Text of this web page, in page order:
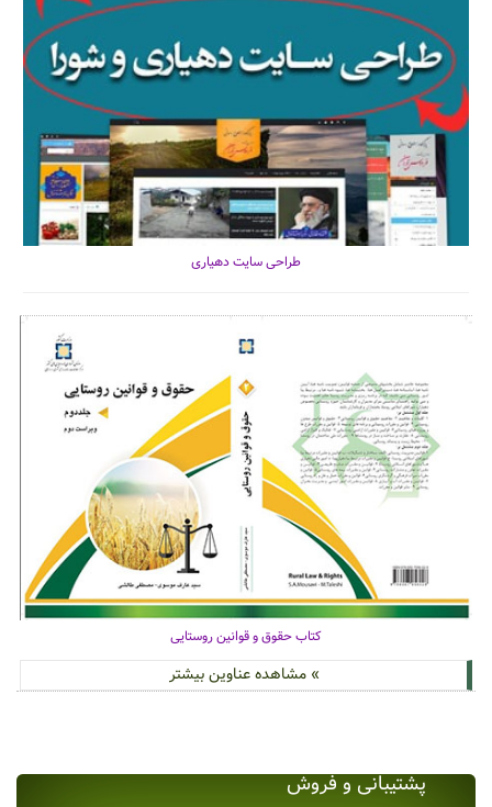
طراحی سایت دهیاری
کتاب حقوق و قوانین روستایی
» مشاهده عناوین بیشتر
پشتیبانی و فروش